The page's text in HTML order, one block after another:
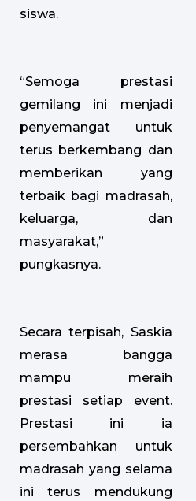
siswa.
“Semoga prestasi
gemilang ini menjadi
penyemangat untuk
terus berkembang dan
memberikan yang
terbaik bagi madrasah,
keluarga, dan
masyarakat,”
pungkasnya.
Secara terpisah, Saskia
merasa bangga
mampu meraih
prestasi setiap event.
Prestasi ini ia
persembahkan untuk
madrasah yang selama
ini terus mendukung